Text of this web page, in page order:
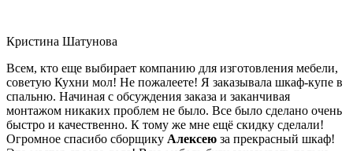
Кристина Шатунова
Всем, кто еще выбирает компанию для изготовления мебели,
советую Кухни мол! Не пожалеете! Я заказывала шкаф-купе в
спальню. Начиная с обсуждения заказа и заканчивая
монтажом никаких проблем не было. Все было сделано очень
быстро и качественно. К тому же мне ещё скидку сделали!
Огромное спасибо сборщику Алексею за прекрасный шкаф!